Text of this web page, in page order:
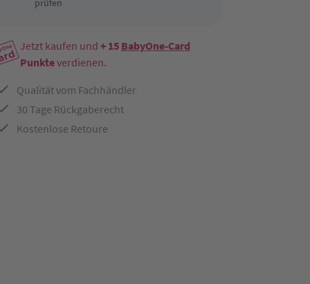
prüfen
Jetzt kaufen und + 15 BabyOne-Card
Punkteverdienen.
Qualität vom Fachhändler
30 Tage Rückgaberecht
Kostenlose Retoure